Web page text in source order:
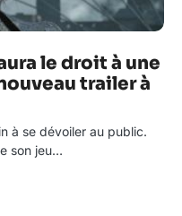
le droit à une
trailer à
à se dévoiler au public.
son jeu…